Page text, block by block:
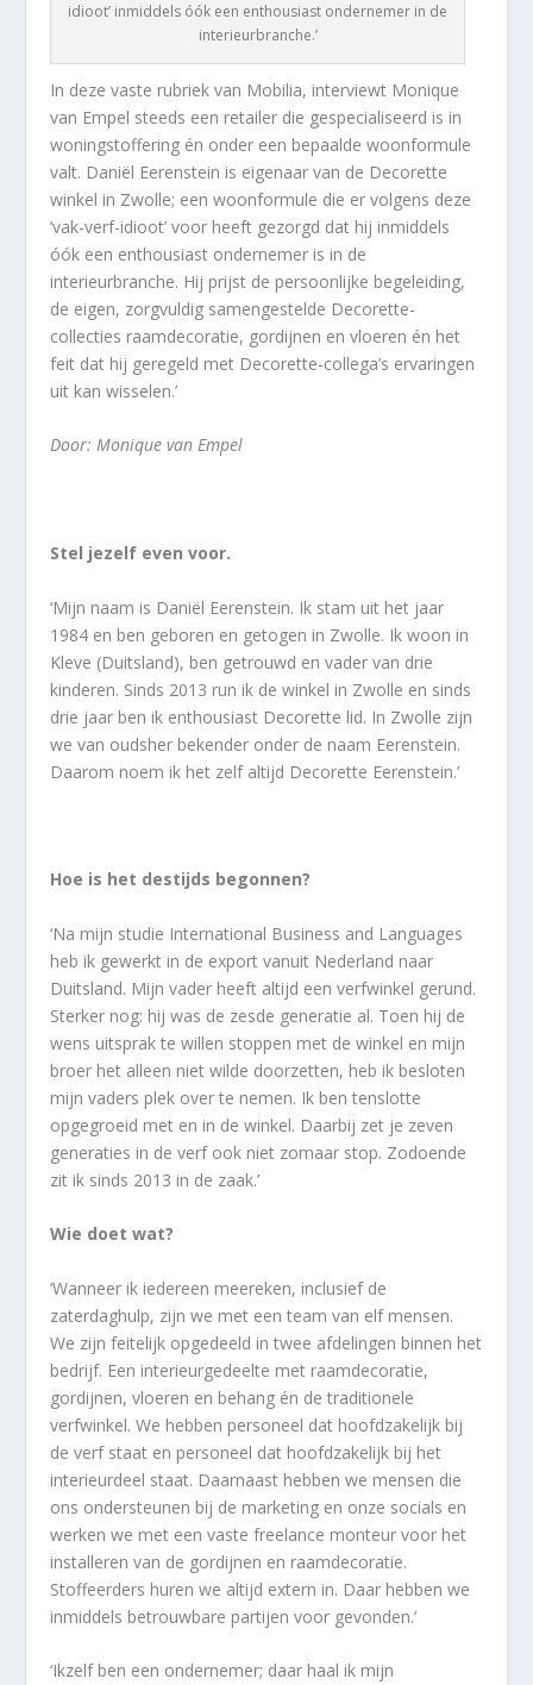
idioot’ inmiddels óók een enthousiast ondernemer in de
interieurbranche.’
In deze vaste rubriek van Mobilia, interviewt Monique
van Empel steeds een retailer die gespecialiseerd is in
woningstoffering én onder een bepaalde woonformule
valt. Daniël Eerenstein is eigenaar van de Decorette
winkel in Zwolle; een woonformule die er volgens deze
‘vak-verf-idioot’ voor heeft gezorgd dat hij inmiddels
óók een enthousiast ondernemer is in de
interieurbranche. Hij prijst de persoonlijke begeleiding,
de eigen, zorgvuldig samengestelde Decorette-
collecties raamdecoratie, gordijnen en vloeren én het
feit dat hij geregeld met Decorette-collega’s ervaringen
uit kan wisselen.’
Door: Monique van Empel
Stel jezelf even voor.
‘Mijn naam is Daniël Eerenstein. Ik stam uit het jaar
1984 en ben geboren en getogen in Zwolle. Ik woon in
Kleve (Duitsland), ben getrouwd en vader van drie
kinderen. Sinds 2013 run ik de winkel in Zwolle en sinds
drie jaar ben ik enthousiast Decorette lid. In Zwolle zijn
we van oudsher bekender onder de naam Eerenstein.
Daarom noem ik het zelf altijd Decorette Eerenstein.’
Hoe is het destijds begonnen?
‘Na mijn studie International Business and Languages
heb ik gewerkt in de export vanuit Nederland naar
Duitsland. Mijn vader heeft altijd een verfwinkel gerund.
Sterker nog: hij was de zesde generatie al. Toen hij de
wens uitsprak te willen stoppen met de winkel en mijn
broer het alleen niet wilde doorzetten, heb ik besloten
mijn vaders plek over te nemen. Ik ben tenslotte
opgegroeid met en in de winkel. Daarbij zet je zeven
generaties in de verf ook niet zomaar stop. Zodoende
zit ik sinds 2013 in de zaak.’
Wie doet wat?
‘Wanneer ik iedereen meereken, inclusief de
zaterdaghulp, zijn we met een team van elf mensen.
We zijn feitelijk opgedeeld in twee afdelingen binnen het
bedrijf. Een interieurgedeelte met raamdecoratie,
gordijnen, vloeren en behang én de traditionele
verfwinkel. We hebben personeel dat hoofdzakelijk bij
de verf staat en personeel dat hoofdzakelijk bij het
interieurdeel staat. Daarnaast hebben we mensen die
ons ondersteunen bij de marketing en onze socials en
werken we met een vaste freelance monteur voor het
installeren van de gordijnen en raamdecoratie.
Stoffeerders huren we altijd extern in. Daar hebben we
inmiddels betrouwbare partijen voor gevonden.’
‘Ikzelf ben een ondernemer; daar haal ik mijn